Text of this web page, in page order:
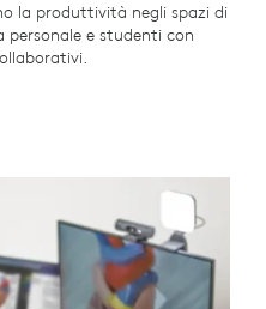
la produttività negli spazi di
e studenti con